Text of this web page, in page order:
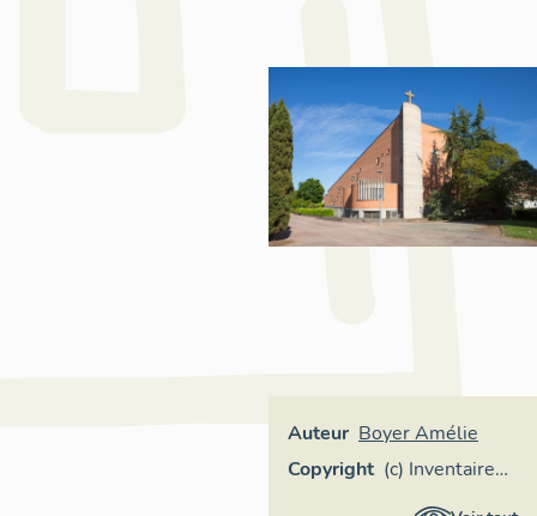
Auteur Boyer Amélie
Copyright (c) Inventaire
général Région